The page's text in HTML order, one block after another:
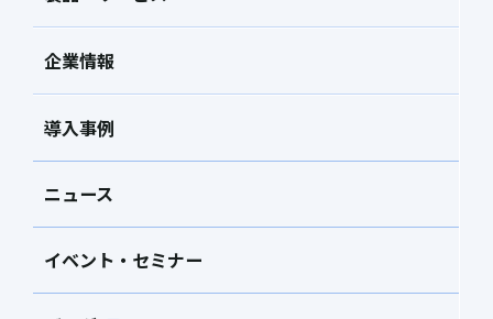
企業情報
導入事例
ニュース
イベント・セミナー